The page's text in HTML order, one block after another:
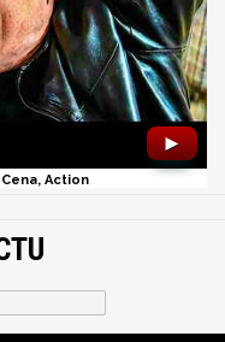
►
Cena, Action